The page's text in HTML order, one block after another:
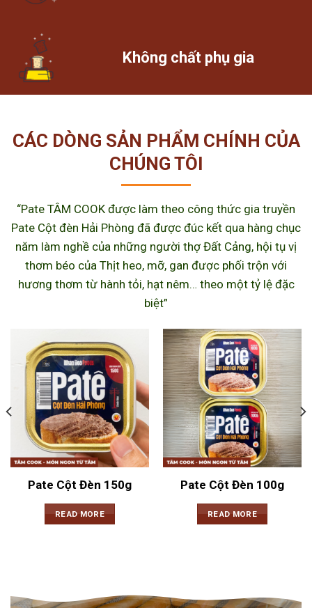
Không chất phụ gia
CÁC DÒNG SẢN PHẨM CHÍNH CỦA
CHÚNG TÔI
“Pate TÂM COOK được làm theo công thức gia truyền
Pate Cột đèn Hải Phòng đã được đúc kết qua hàng chục
năm làm nghề của những người thợ Đất Cảng, hội tụ vị
thơm béo của Thịt heo, mỡ, gan được phối trộn với
hương thơm từ hành tỏi, hạt nêm… theo một tỷ lệ đặc
biệt”
Pate Cột Đèn 150g
READ MORE
Pate Cột Đèn 100g
READ MORE